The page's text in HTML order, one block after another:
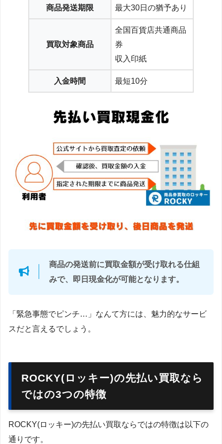
商品発送期限 最大30日の猶予あり
買取対象商品
全国百貨店共通商品
券
収入印紙
入金時間 最短10分
商品の発送前に買取金額が受け取れる仕組
みで、即日現金化が可能となります。
「緊急事態でピンチ…」なんて方には、魅力的なサービ
スだと言えるでしょう。
ROCKY(ロッキー)の先払い買取なら
ではの3つの特徴
ROCKY(ロッキー)の先払い買取ならではの特徴は以下の
通りです。